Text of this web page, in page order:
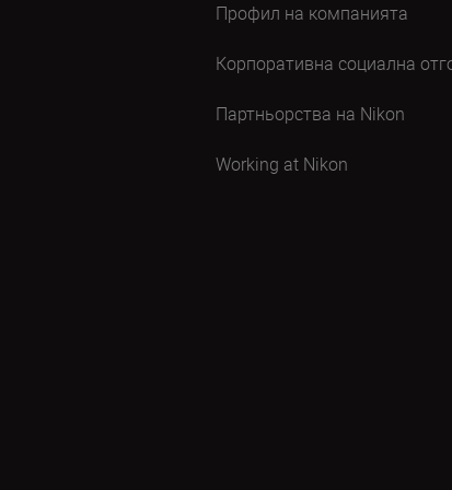
Профил на компанията
Корпоративна социална
Партньорства на Nikon
Working at Nikon